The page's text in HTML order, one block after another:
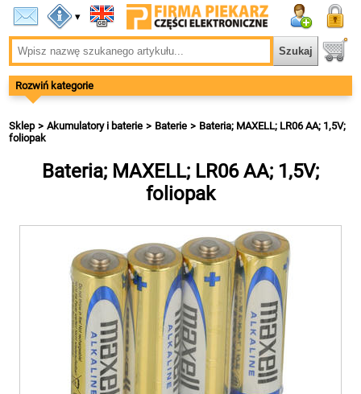
▾
Rozwiń kategorie
Sklep Akumulatory i baterie Baterie
Bateria; MAXELL; LR06 AA; 1,5V;
foliopak
Bateria; MAXELL; LR06 AA; 1,5V;
foliopak